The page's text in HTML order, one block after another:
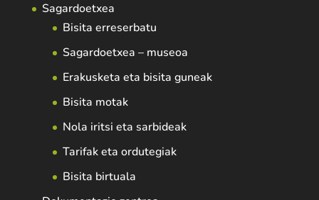
Sagardoetxea
Bisita erreserbatu
Sagardoetxea – museoa
Erakusketa eta bisita guneak
Bisita motak
Nola iritsi eta sarbideak
Tarifak eta ordutegiak
Bisita birtuala